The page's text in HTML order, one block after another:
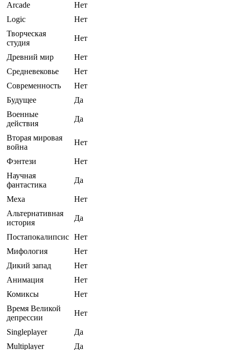
Arcade
Нет
Logic
Нет
Творческая
студия
Нет
Древний мир
Нет
Средневековье
Нет
Современность
Нет
Будущее
Да
Военные
действия
Да
Вторая мировая
война
Нет
Фэнтези
Нет
Научная
фантастика
Да
Меха
Нет
Альтернативная
история
Да
Постапокалипсис Нет
Мифология
Нет
Дикий запад
Нет
Анимация
Нет
Комиксы
Нет
Время Великой
депрессии
Нет
Singleplayer
Да
Multiplayer
Да